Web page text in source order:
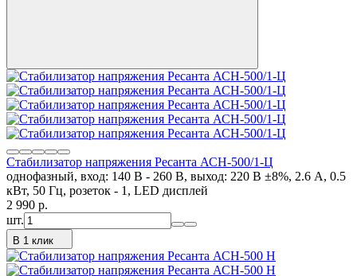
Стабилизатор напряжения Ресанта АСН-500/1-Ц
однофазный, вход: 140 В - 260 В, выход: 220 В ±8%, 2.6 А, 0.5
кВт, 50 Гц, розеток - 1, LED дисплей
2 990 p.
шт.
В 1 клик